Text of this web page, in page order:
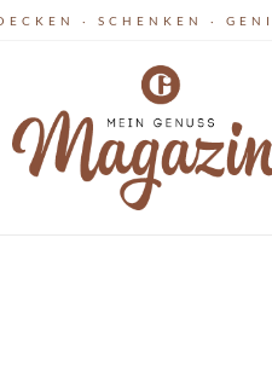
· SCHENKEN ·